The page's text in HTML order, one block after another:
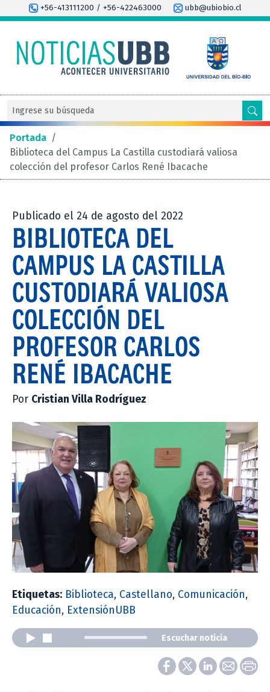
+56-413111200 / +56-422463000 ubb@ubiobio.cl
Portada /
Biblioteca del Campus La Castilla custodiará valiosa
colección del profesor Carlos René Ibacache
Publicado el 24 de agosto del 2022
BIBLIOTECA DEL
CAMPUS LA CASTILLA
CUSTODIARÁ VALIOSA
COLECCIÓN DEL
PROFESOR CARLOS
RENÉ IBACACHE
Por Cristian Villa Rodríguez
Etiquetas: Biblioteca, Castellano, Comunicación,
Educación, ExtensiónUBB
Escuchar noticia